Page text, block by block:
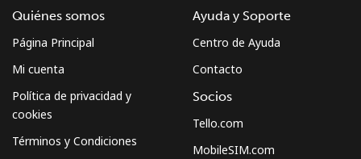
Quiénes somos
Página Principal
Mi cuenta
Política de privacidad y
cookies
Términos y Condiciones
Ayuda y Soporte
Centro de Ayuda
Contacto
Socios
Tello.com
MobileSIM.com